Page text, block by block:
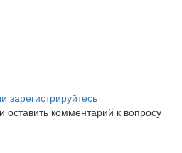
зарегистрируйтесь
оставить комментарий к вопросу